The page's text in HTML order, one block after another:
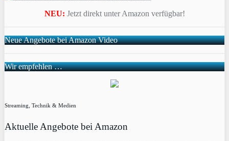
NEU: Jetzt direkt unter Amazon verfügbar!
Neue Angebote bei Amazon Video
Wir empfehlen …
Streaming, Technik & Medien
Aktuelle Angebote bei Amazon